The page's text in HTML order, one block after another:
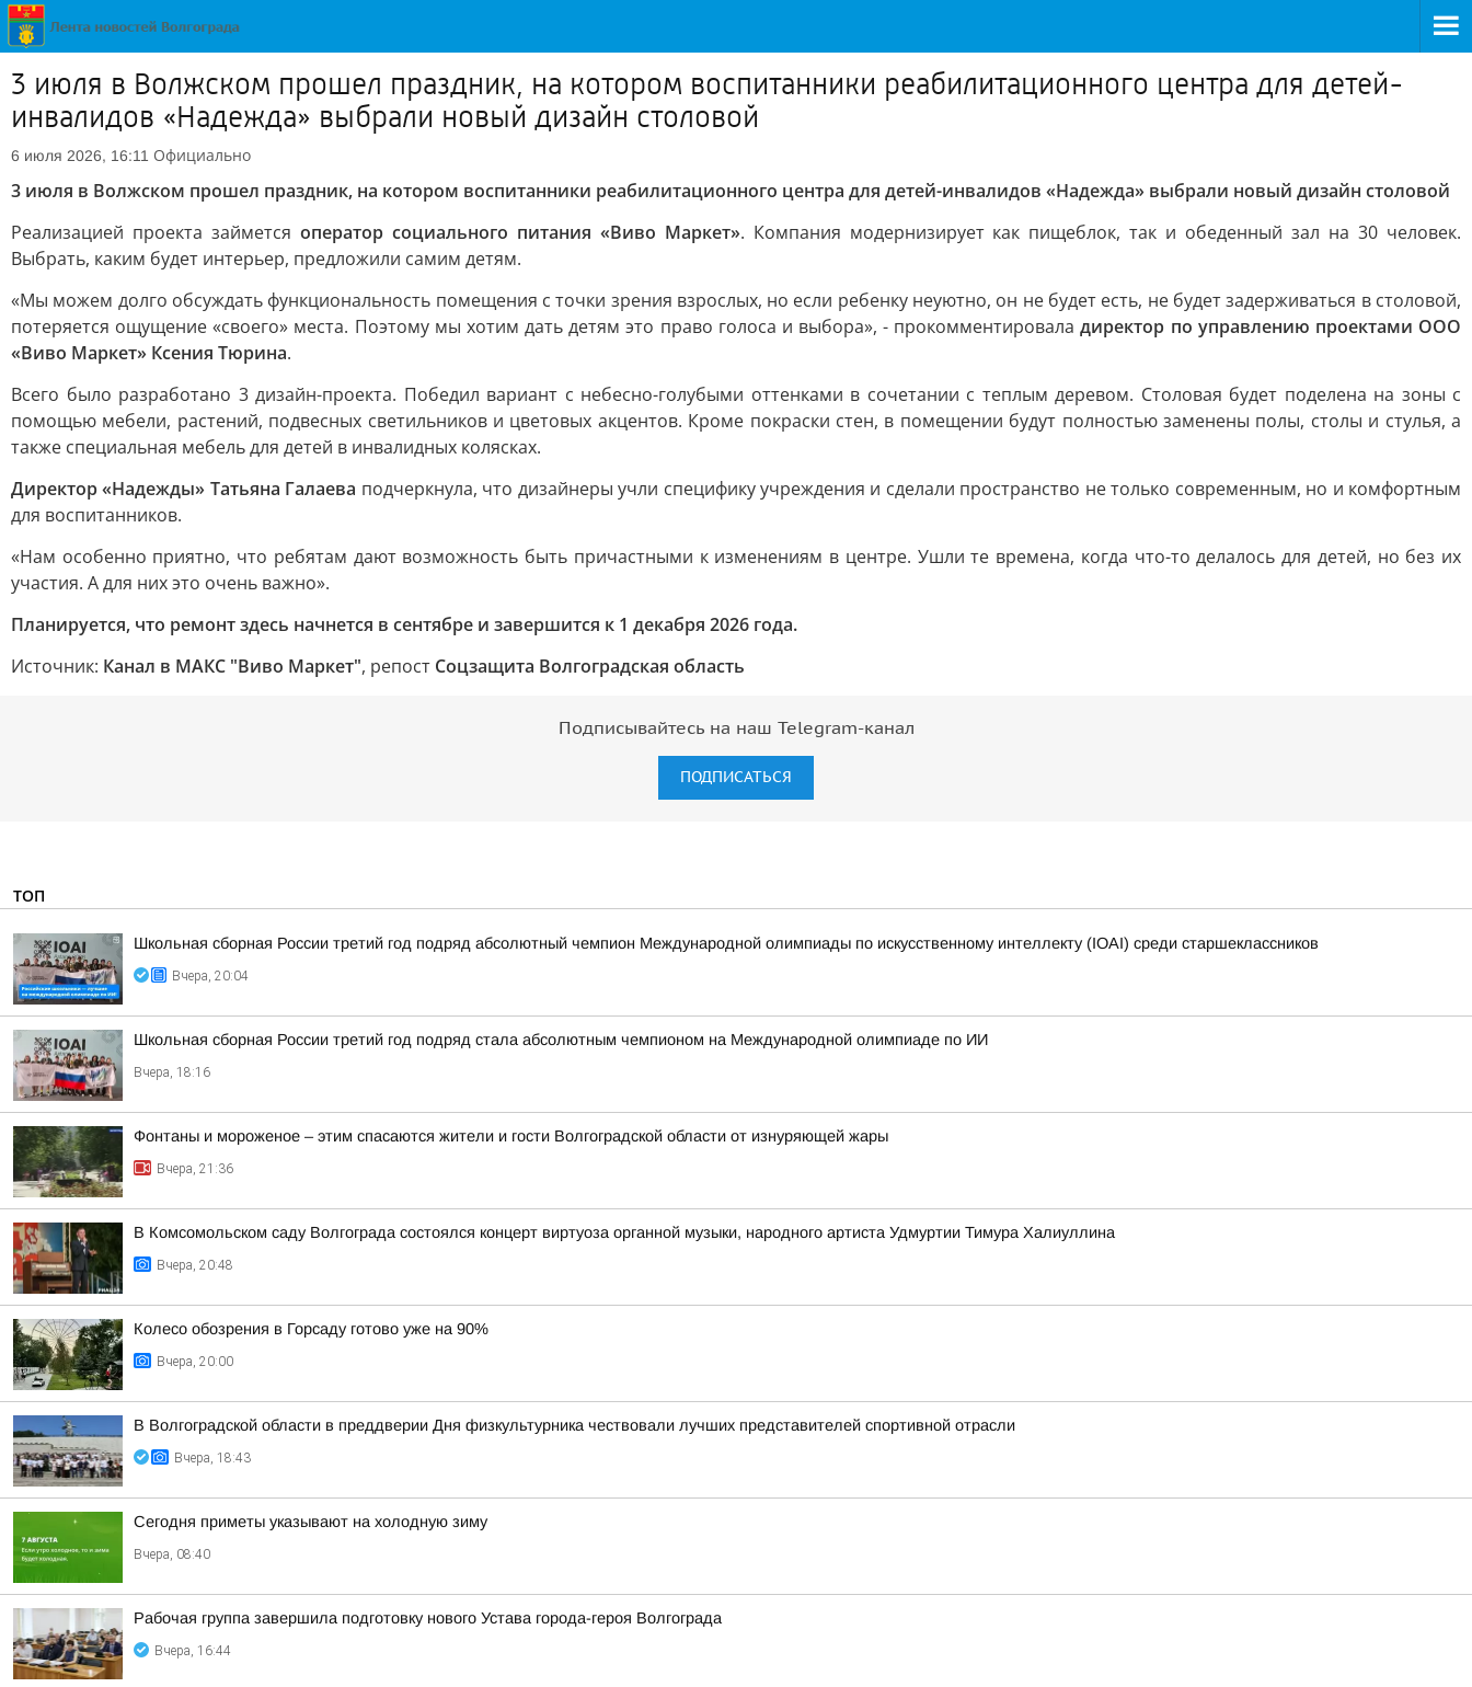
3 июля в Волжском прошел праздник, на котором воспитанники реабилитационного центра для детей-
инвалидов «Надежда» выбрали новый дизайн столовой
6 июля 2026, 16:11 Официально
3 июля в Волжском прошел праздник, на котором воспитанники реабилитационного центра для детей-инвалидов «Надежда» выбрали новый дизайн столовой
Реализацией проекта займется оператор социального питания «Виво Маркет». Компания модернизирует как пищеблок, так и обеденный зал на 30 человек.
Выбрать, каким будет интерьер, предложили самим детям.
«Мы можем долго обсуждать функциональность помещения с точки зрения взрослых, но если ребенку неуютно, он не будет есть, не будет задерживаться в столовой,
потеряется ощущение «своего» места. Поэтому мы хотим дать детям это право голоса и выбора», - прокомментироваладиректор по управлению проектами ООО
«Виво Маркет» Ксения Тюрина.
Всего было разработано 3 дизайн-проекта. Победил вариант с небесно-голубыми оттенками в сочетании с теплым деревом. Столовая будет поделена на зоны с
помощью мебели, растений, подвесных светильников и цветовых акцентов. Кроме покраски стен, в помещении будут полностью заменены полы, столы и стулья, а
также специальная мебель для детей в инвалидных колясках.
Директор «Надежды» Татьяна Галаева подчеркнула, что дизайнеры учли специфику учреждения и сделали пространство не только современным, но и комфортным
для воспитанников.
«Нам особенно приятно, что ребятам дают возможность быть причастными к изменениям в центре. Ушли те времена, когда что-то делалось для детей, но без их
участия. А для них это очень важно».
Планируется, что ремонт здесь начнется в сентябре и завершится к 1 декабря 2026 года.
Источник: Канал в МАКС "Виво Маркет", репост Соцзащита Волгоградская область
Подписывайтесь на наш Telegram-канал
ПОДПИСАТЬСЯ
ТОП
Школьная сборная России третий год подряд абсолютный чемпион Международной олимпиады по искусственному интеллекту (IOAI) среди старшеклассников
Вчера, 20:04
Школьная сборная России третий год подряд стала абсолютным чемпионом на Международной олимпиаде по ИИ
Вчера, 18:16
Фонтаны и мороженое – этим спасаются жители и гости Волгоградской области от изнуряющей жары
Вчера, 21:36
В Комсомольском саду Волгограда состоялся концерт виртуоза органной музыки, народного артиста Удмуртии Тимура Халиуллина
Вчера, 20:48
Колесо обозрения в Горсаду готово уже на 90%
Вчера, 20:00
В Волгоградской области в преддверии Дня физкультурника чествовали лучших представителей спортивной отрасли
Вчера, 18:43
Сегодня приметы указывают на холодную зиму
Вчера, 08:40
Рабочая группа завершила подготовку нового Устава города-героя Волгограда
Вчера, 16:44